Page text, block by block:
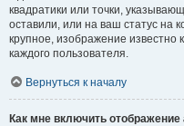
квадратики или точки,
оставили, или на ваш статус на
крупное, изображение известно
каждого пользователя.
Вернуться к началу
Как мне включить